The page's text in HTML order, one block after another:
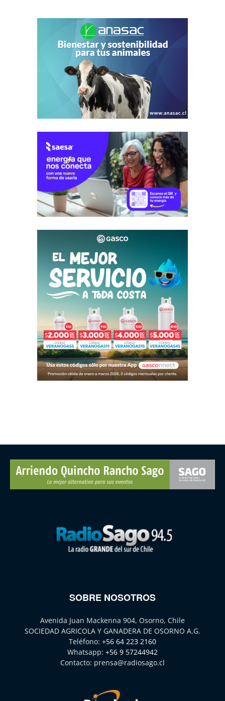
SOBRE NOSOTROS
Avenida Juan Mackenna 904, Osorno, Chile
SOCIEDAD AGRICOLA Y GANADERA DE OSORNO A.G.
Teléfono: +56 64 223 2160
Whatsapp: +56 9 57244942
Contacto: prensa@radiosago.cl